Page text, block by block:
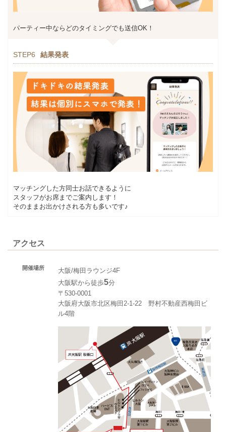
パーティー中ならどのタイミングでも送信OK！
STEP6 結果発表
マッチングした方同士お話できるように
スタッフがお席までご案内します！
そのままお出かけされる方も多いです♪
アクセス
開催場所
大阪/梅田ラウンジ4F
大阪駅から徒歩5分
〒530-0001
大阪府大阪市北区梅田2-1-22 野村不動産西梅田ビ
ル4階